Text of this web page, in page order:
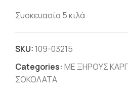
Συσκευασία 5 κιλά
SKU: 109-03215
Categories: ΜΕ ΞΗΡΟΥΣ
ΣΟΚΟΛΑΤΑ